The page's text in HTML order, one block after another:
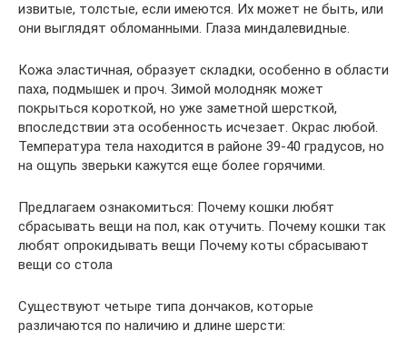
извитые, толстые, если имеются. Их может не быть, или
они выглядят обломанными. Глаза миндалевидные.
Кожа эластичная, образует складки, особенно в области
паха, подмышек и проч. Зимой молодняк может
покрыться короткой, но уже заметной шерсткой,
впоследствии эта особенность исчезает. Окрас любой.
Температура тела находится в районе 39-40 градусов, но
на ощупь зверьки кажутся еще более горячими.
Предлагаем ознакомиться: Почему кошки любят
сбрасывать вещи на пол, как отучить. Почему кошки так
любят опрокидывать вещи Почему коты сбрасывают
вещи со стола
Существуют четыре типа дончаков, которые
различаются по наличию и длине шерсти: